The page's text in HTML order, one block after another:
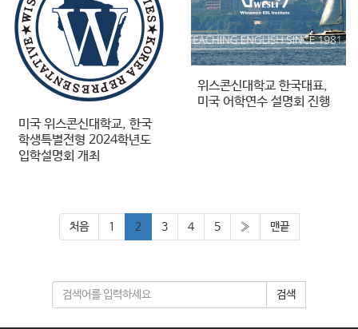
미국 위스콘신대학교, 한국
학생특별전형 2024학년도
입학설명회 개최
위스콘신대학교 한국대표,
미국 어학연수 설명회 진행
처음 1 2 3 4 5 » 맨끝
검색